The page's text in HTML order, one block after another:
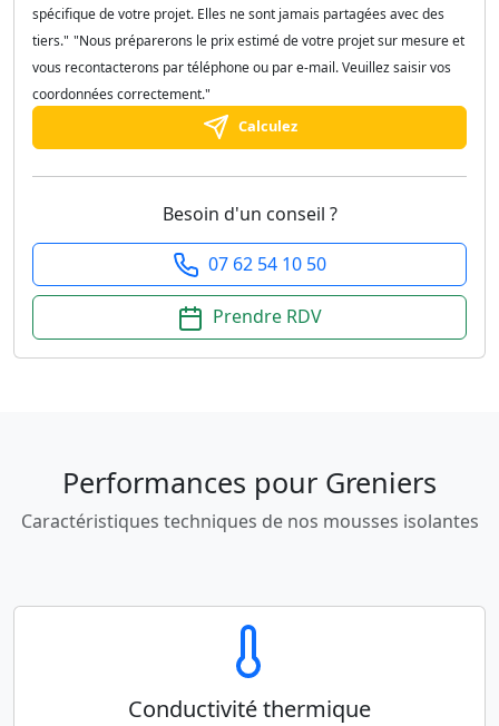
spécifique de votre projet. Elles ne sont jamais partagées avec des
tiers." "Nous préparerons le prix estimé de votre projet sur mesure et
vous recontacterons par téléphone ou par e-mail. Veuillez saisir vos
coordonnées correctement."
Calculez
Besoin d'un conseil ?
07 62 54 10 50
Prendre RDV
Performances pour Greniers
Caractéristiques techniques de nos mousses isolantes
Conductivité thermique